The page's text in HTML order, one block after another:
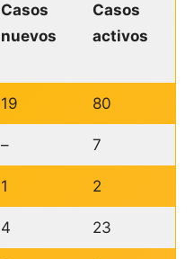
Casos
nuevos
Casos
activos
19 80
– 7
1 2
4 23